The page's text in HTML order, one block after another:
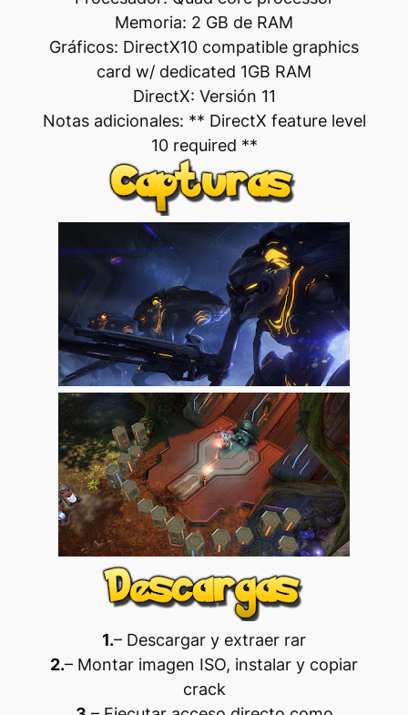
Memoria: 2 GB de RAM
Gráficos: DirectX10 compatible graphics
card w/ dedicated 1GB RAM
DirectX: Versión 11
Notas adicionales: ** DirectX feature level
10 required **
1.– Descargar y extraer rar
2.– Montar imagen ISO, instalar y copiar
crack